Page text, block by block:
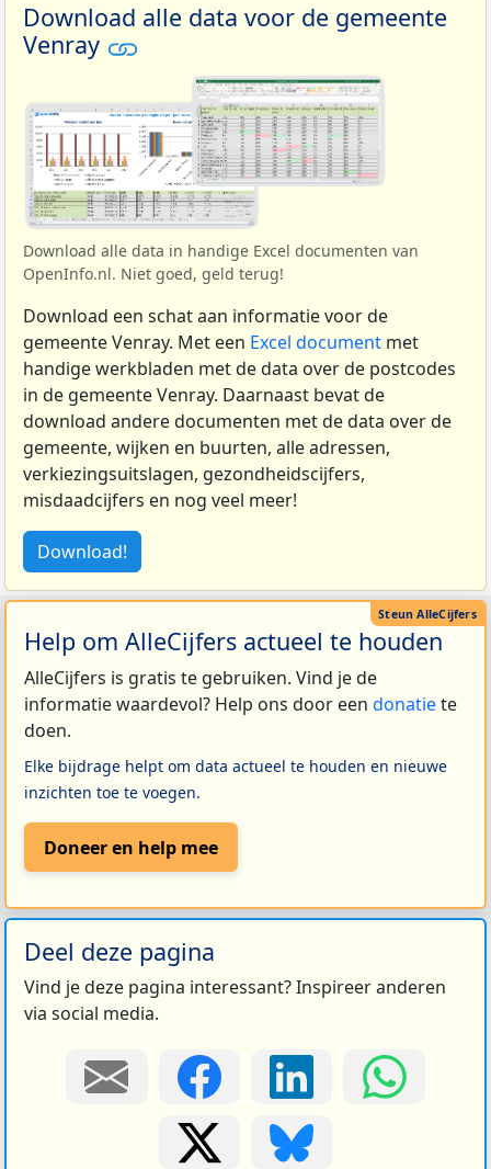
Download alle data voor de gemeente
Venray
Download alle data in handige Excel documenten van
OpenInfo.nl. Niet goed, geld terug!
Download een schat aan informatie voor de
gemeente Venray. Met een Excel document met
handige werkbladen met de data over de postcodes
in de gemeente Venray. Daarnaast bevat de
download andere documenten met de data over de
gemeente, wijken en buurten, alle adressen,
verkiezingsuitslagen, gezondheidscijfers,
misdaadcijfers en nog veel meer!
Download!
Help om AlleCijfers actueel te houden
AlleCijfers is gratis te gebruiken. Vind je de
informatie waardevol? Help ons door een donatiete
doen.
Elke bijdrage helpt om data actueel te houden en nieuwe
inzichten toe te voegen.
Doneer en help mee
Deel deze pagina
Vind je deze pagina interessant? Inspireer anderen
via social media.